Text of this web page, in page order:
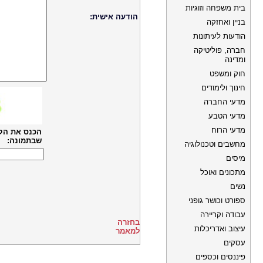
הודעה אישית:
הכנס את
שבתמונה:
בחזרה
למאמר
בית משפחה וזוגיות
בניין ואחזקה
הודעות לעיתונות
חברה, פוליטיקה
ומדינה
חוק ומשפט
חינוך ולימודים
מדעי החברה
מדעי הטבע
מדעי הרוח
מחשבים וטכנולוגיה
מיסים
מתכונים ואוכל
נשים
ספורט וכושר גופני
עבודה וקריירה
עיצוב ואדריכלות
עסקים
פיננסים וכספים